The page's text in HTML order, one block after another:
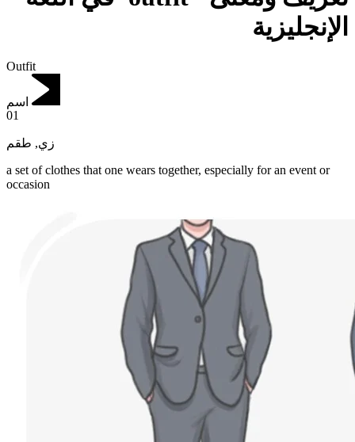
الإنجليزية
Outfit
اسم
01
زي, طقم
a set of clothes that one wears together, especially for an event or
occasion